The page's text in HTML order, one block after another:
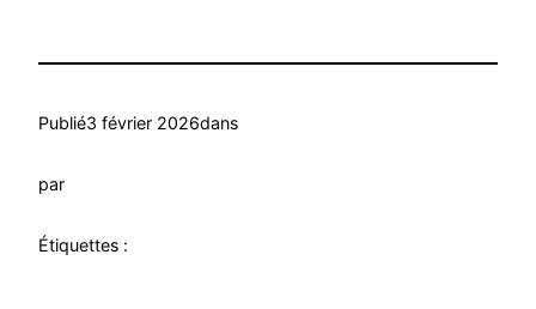
Publié3 février 2026dans
par
Étiquettes :